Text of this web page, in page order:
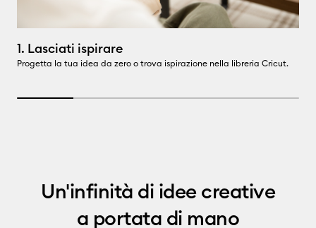
1. Lasciati ispirare
Progetta la tua idea da zero o trova ispirazione nella libreria Cricut.
20% completed
Un'infinità di idee creative
a portata di mano